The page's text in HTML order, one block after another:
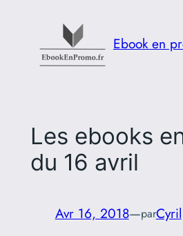
contenu
Ebook en
Les ebooks
du 16 avril
Avr 16, 2018—parCyril